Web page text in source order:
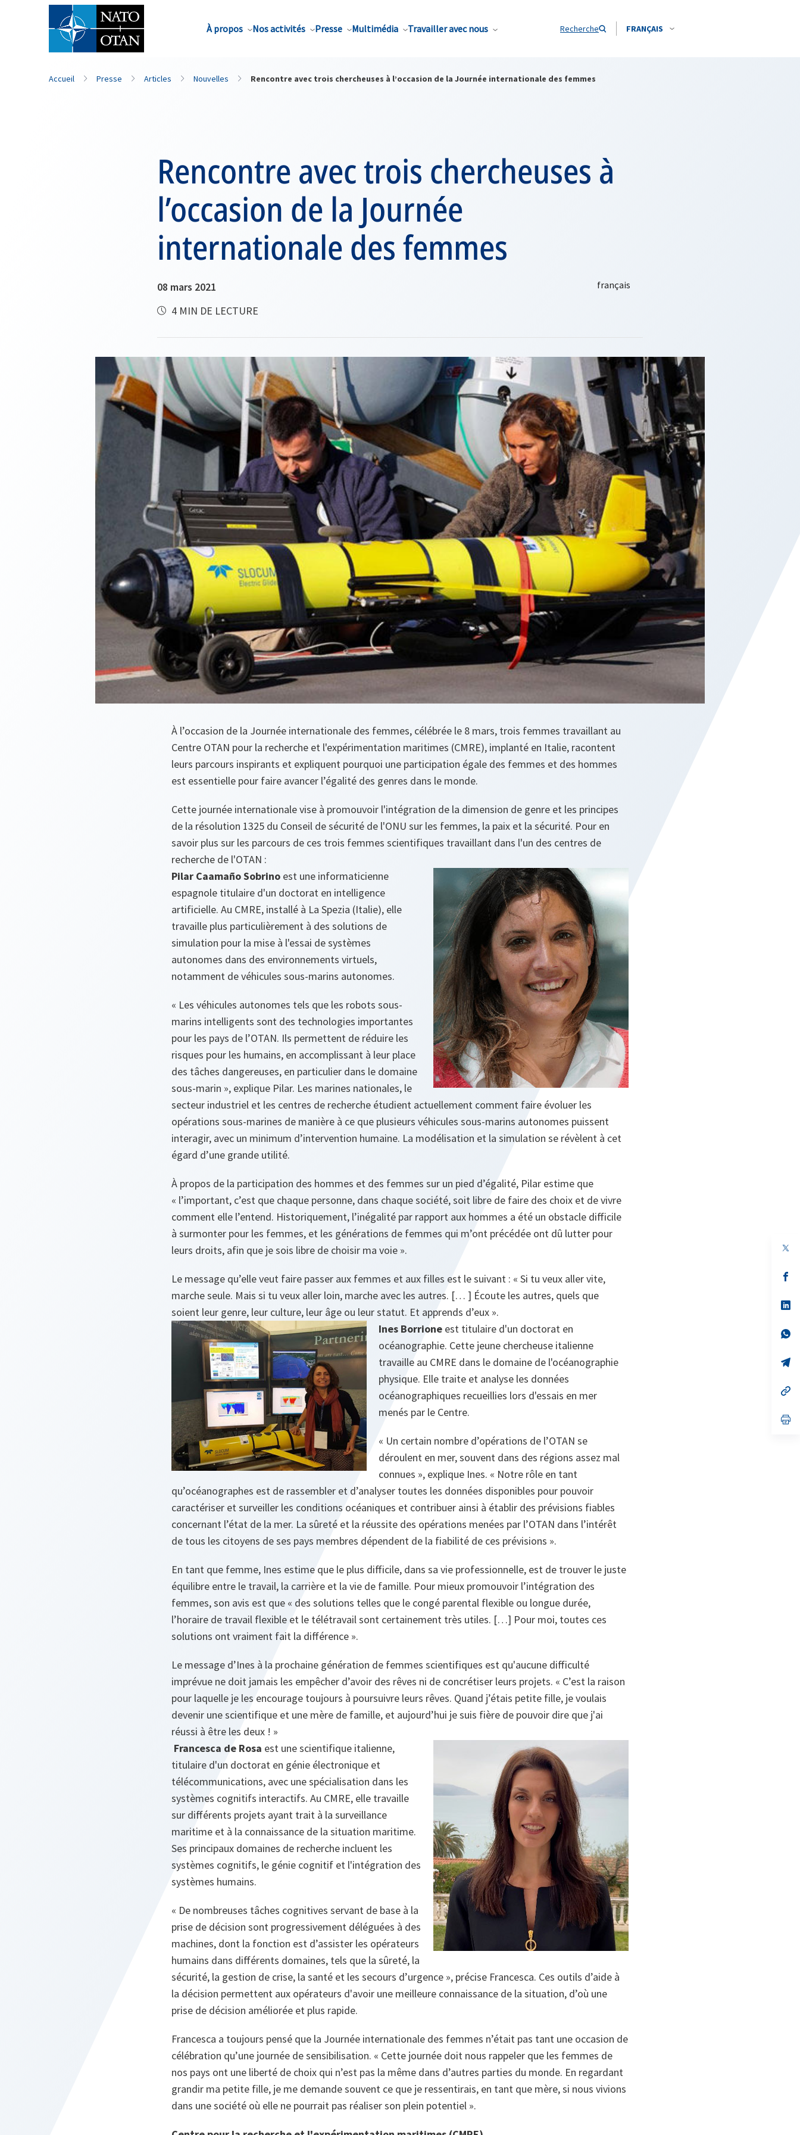
À propos Nos activités Presse Multimédia Travailler avec nous Recherche FRANÇAIS
Nom de famille*
Accueil Presse Articles Nouvelles Rencontre avec trois chercheuses à l’occasion de la Journée internationale des femmes
Rencontre avec trois chercheuses à
l’occasion de la Journée
internationale des femmes
08 mars 2021
4 MIN DE LECTURE
À l’occasion de la Journée internationale des femmes, célébrée le 8 mars, trois femmes travaillant au
Centre OTAN pour la recherche et l'expérimentation maritimes (CMRE), implanté en Italie, racontent
leurs parcours inspirants et expliquent pourquoi une participation égale des femmes et des hommes
est essentielle pour faire avancer l’égalité des genres dans le monde.
Cette journée internationale vise à promouvoir l'intégration de la dimension de genre et les principes
de la résolution 1325 du Conseil de sécurité de l'ONU sur les femmes, la paix et la sécurité. Pour en
savoir plus sur les parcours de ces trois femmes scientifiques travaillant dans l'un des centres de
recherche de l'OTAN :
Pilar Caamaño Sobrino est une informaticienne
espagnole titulaire d'un doctorat en intelligence
artificielle. Au CMRE, installé à La Spezia (Italie), elle
travaille plus particulièrement à des solutions de
simulation pour la mise à l'essai de systèmes
autonomes dans des environnements virtuels,
notamment de véhicules sous-marins autonomes.
« Les véhicules autonomes tels que les robots sous-
marins intelligents sont des technologies importantes
pour les pays de l’OTAN. Ils permettent de réduire les
risques pour les humains, en accomplissant à leur place
des tâches dangereuses, en particulier dans le domaine
sous-marin », explique Pilar. Les marines nationales, le
secteur industriel et les centres de recherche étudient actuellement comment faire évoluer les
opérations sous-marines de manière à ce que plusieurs véhicules sous-marins autonomes puissent
interagir, avec un minimum d’intervention humaine. La modélisation et la simulation se révèlent à cet
égard d’une grande utilité.
À propos de la participation des hommes et des femmes sur un pied d’égalité, Pilar estime que
« l’important, c’est que chaque personne, dans chaque société, soit libre de faire des choix et de vivre
comment elle l’entend. Historiquement, l’inégalité par rapport aux hommes a été un obstacle difficile
à surmonter pour les femmes, et les générations de femmes qui m’ont précédée ont dû lutter pour
leurs droits, afin que je sois libre de choisir ma voie ».
Le message qu’elle veut faire passer aux femmes et aux filles est le suivant : « Si tu veux aller vite,
marche seule. Mais si tu veux aller loin, marche avec les autres. [… ] Écoute les autres, quels que
soient leur genre, leur culture, leur âge ou leur statut. Et apprends d’eux ».
Ines Borrione est titulaire d'un doctorat en
océanographie. Cette jeune chercheuse italienne
travaille au CMRE dans le domaine de l'océanographie
physique. Elle traite et analyse les données
océanographiques recueillies lors d'essais en mer
menés par le Centre.
« Un certain nombre d’opérations de l’OTAN se
déroulent en mer, souvent dans des régions assez mal
connues », explique Ines. « Notre rôle en tant
qu’océanographes est de rassembler et d’analyser toutes les données disponibles pour pouvoir
caractériser et surveiller les conditions océaniques et contribuer ainsi à établir des prévisions fiables
concernant l’état de la mer. La sûreté et la réussite des opérations menées par l’OTAN dans l’intérêt
de tous les citoyens de ses pays membres dépendent de la fiabilité de ces prévisions ».
En tant que femme, Ines estime que le plus difficile, dans sa vie professionnelle, est de trouver le juste
équilibre entre le travail, la carrière et la vie de famille. Pour mieux promouvoir l’intégration des
femmes, son avis est que « des solutions telles que le congé parental flexible ou longue durée,
l’horaire de travail flexible et le télétravail sont certainement très utiles. […] Pour moi, toutes ces
solutions ont vraiment fait la différence ».
Le message d’Ines à la prochaine génération de femmes scientifiques est qu'aucune difficulté
imprévue ne doit jamais les empêcher d’avoir des rêves ni de concrétiser leurs projets. « C’est la raison
pour laquelle je les encourage toujours à poursuivre leurs rêves. Quand j’étais petite fille, je voulais
devenir une scientifique et une mère de famille, et aujourd’hui je suis fière de pouvoir dire que j'ai
réussi à être les deux ! »
Francesca de Rosa est une scientifique italienne,
titulaire d'un doctorat en génie électronique et
télécommunications, avec une spécialisation dans les
systèmes cognitifs interactifs. Au CMRE, elle travaille
sur différents projets ayant trait à la surveillance
maritime et à la connaissance de la situation maritime.
Ses principaux domaines de recherche incluent les
systèmes cognitifs, le génie cognitif et l'intégration des
systèmes humains.
« De nombreuses tâches cognitives servant de base à la
prise de décision sont progressivement déléguées à des
machines, dont la fonction est d’assister les opérateurs
humains dans différents domaines, tels que la sûreté, la
sécurité, la gestion de crise, la santé et les secours d’urgence », précise Francesca. Ces outils d’aide à
la décision permettent aux opérateurs d'avoir une meilleure connaissance de la situation, d’où une
prise de décision améliorée et plus rapide.
Francesca a toujours pensé que la Journée internationale des femmes n’était pas tant une occasion de
célébration qu’une journée de sensibilisation. « Cette journée doit nous rappeler que les femmes de
nos pays ont une liberté de choix qui n’est pas la même dans d’autres parties du monde. En regardant
grandir ma petite fille, je me demande souvent ce que je ressentirais, en tant que mère, si nous vivions
dans une société où elle ne pourrait pas réaliser son plein potentiel ».